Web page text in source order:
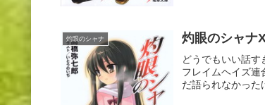
灼眼のシャナ 灼眼のシャナ
どうでもいい話
フレイムヘイズ連
だ語られなかった